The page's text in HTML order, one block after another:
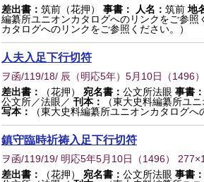
差出書： 筑前（花押） 事書： 人名： 筑前 地
編纂所ユニオンカタログへのリンクをご参照
カタログへのリンクをご参照ください。）
人夫入足下行切符
ヲ函/119/18/ 辰（明応5年）5月10日 （1496
差出書：
（花押） 宛名書： 公文所法眼 事書：
公文所／法眼／ 刊本： （東大史料編纂所ユ
写本：
（東大史料編纂所ユニオンカタログへ
鎮守臨時祈祷入足下行切符
ヲ函/119/19/ 明応5年5月10日 （1496）
差出書：
（花押） 宛名書： 公文所法眼 事書：